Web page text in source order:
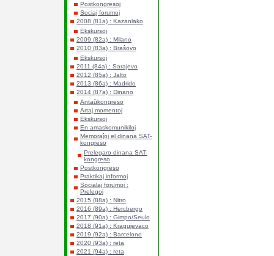
Postkongresoj
Sociaj forumoj
2008 (81a) : Kazanlako
Ekskursoj
2009 (82a) : Milano
2010 (83a) : Braŝovo
Ekskursoj
2011 (84a) : Sarajevo
2012 (85a) : Jalto
2013 (86a) : Madrido
2014 (87a) : Dinano
Antaŭkongreso
Artaj momentoj
Ekskursoj
En amaskomunikiloj
Memoraĵoj el dinana SAT-
kongreso
Prelegaro dinana SAT-
kongreso
Postkongreso
Praktikaj informoj
Socialaj forumoj :
Prelegoj
2015 (88a) : Nitro
2016 (89a) : Hercbergo
2017 (90a) : Gimpo/Seulo
2018 (91a) : Kragujevaco
2019 (92a) : Barcelono
2020 (93a) : reta
2021 (94a) : reta